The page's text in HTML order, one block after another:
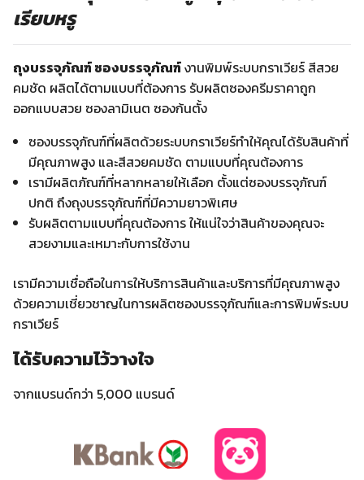
เรียบหรู
ถุงบรรจุภัณฑ์ ซองบรรจุภัณฑ์งานพิมพ์ระบบกราเวียร์ สีสวย
คมชัด ผลิตได้ตามแบบที่ต้องการ รับผลิตซองครีมราคาถูก
ออกแบบสวย ซองลามิเนต ซองก้นตั้ง
ซองบรรจุภัณฑ์ที่ผลิตด้วยระบบกราเวียร์ทำให้คุณได้รับสินค้าที่
มีคุณภาพสูง และสีสวยคมชัด ตามแบบที่คุณต้องการ
เรามีผลิตภัณฑ์ที่หลากหลายให้เลือก ตั้งแต่ซองบรรจุภัณฑ์
ปกติ ถึงถุงบรรจุภัณฑ์ที่มีความยาวพิเศษ
รับผลิตตามแบบที่คุณต้องการ ให้แน่ใจว่าสินค้าของคุณจะ
สวยงามและเหมาะกับการใช้งาน
เรามีความเชื่อถือในการให้บริการสินค้าและบริการที่มีคุณภาพสูง
ด้วยความเชี่ยวชาญในการผลิตซองบรรจุภัณฑ์และการพิมพ์ระบบ
กราเวียร์
ได้รับความไว้วางใจ
จากแบรนด์กว่า 5,000 แบรนด์